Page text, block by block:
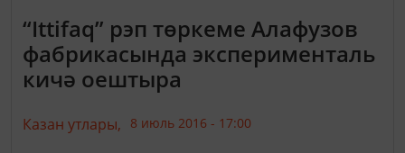
“Ittifaq” рэп төркеме Алафузов
фабрикасында эксперименталь
кичә оештыра
Казан утлары, 8 июль 2016 - 17:00